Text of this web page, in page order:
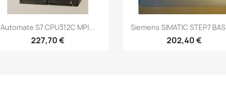
Aperçu rapide
Automate S7 CPU312C MPI...
227,70 €
Aperçu rapide
Siemens SIMATIC STEP7
202,40 €